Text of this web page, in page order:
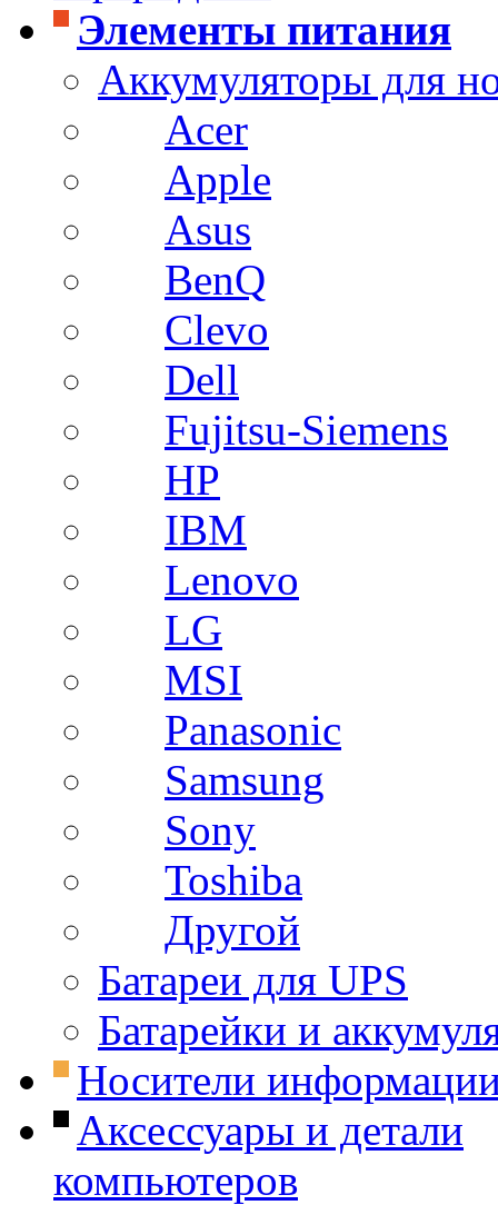
Элементы питания
Аккумуляторы для
Acer
Apple
Asus
BenQ
Clevo
Dell
Fujitsu-Siemens
HP
IBM
Lenovo
LG
MSI
Panasonic
Samsung
Sony
Toshiba
Другой
Батареи для UPS
Батарейки и
Носители
Аксессуары и детали
компьютеров